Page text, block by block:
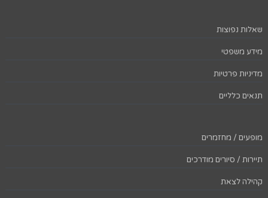
שאלות נפוצות
מידע משפטי
מדיניות פרטיות
תנאים כלליים
מופעים / מחזמרים
תיירות / סיורים מודרכים
קהילה לצאת